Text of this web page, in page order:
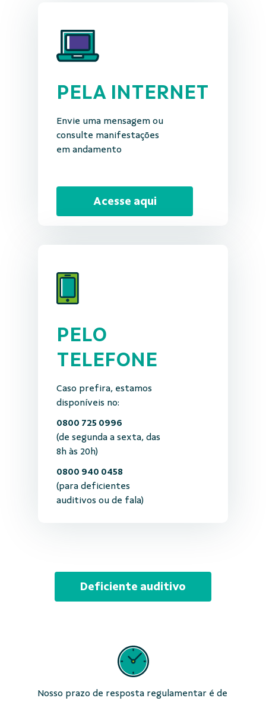
PELA INTERNET
Envie uma mensagem ou
consulte manifestações
em andamento
Acesse aqui
PELO
TELEFONE
Caso prefira, estamos
disponíveis no:
0800 725 0996
(de segunda a sexta, das
8h às 20h)
0800 940 0458
(para deficientes
auditivos ou de fala)
Deficiente auditivo
Nosso prazo de resposta regulamentar é de